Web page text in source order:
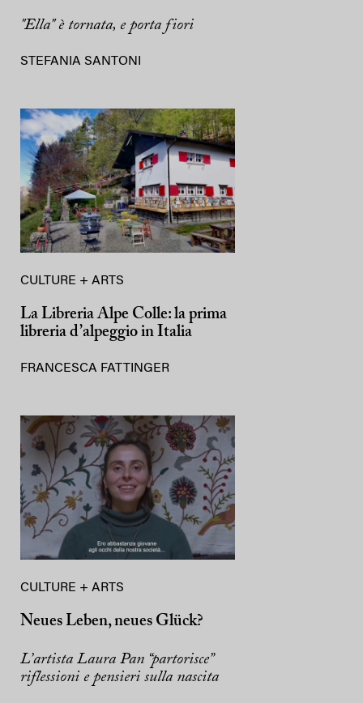
"Ella" è tornata, e porta fiori
STEFANIA SANTONI
CULTURE + ARTS
La Libreria Alpe Colle: la prima
libreria d’alpeggio in Italia
FRANCESCA FATTINGER
CULTURE + ARTS
Neues Leben, neues Glück?
L’artista Laura Pan “partorisce”
riflessioni e pensieri sulla nascita